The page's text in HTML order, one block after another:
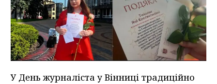
У День журналіста у Вінниці традиційно